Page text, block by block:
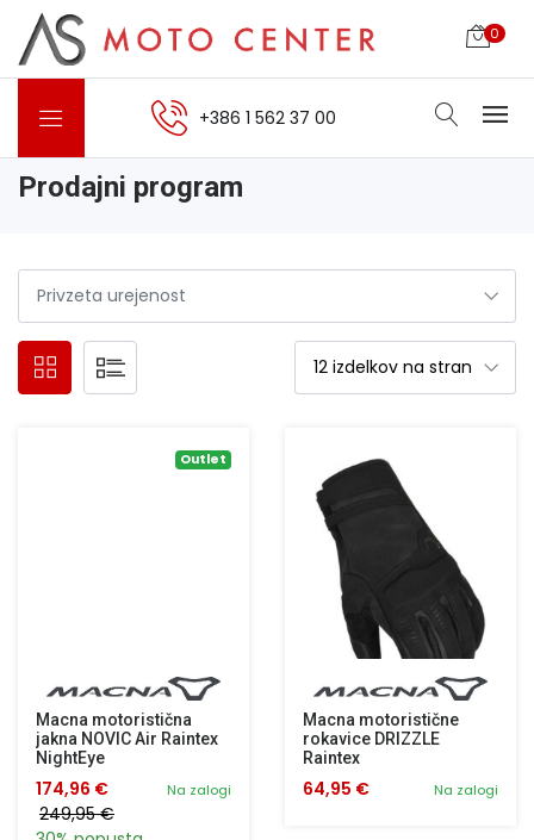
0
+386 1 562 37 00
Prodajni program
Outlet
Macna motoristična
jakna NOVIC Air Raintex
NightEye
Na zalogi
174,96 €
249,95 €
Macna motoristične
rokavice DRIZZLE
Raintex
Na zalogi
64,95 €